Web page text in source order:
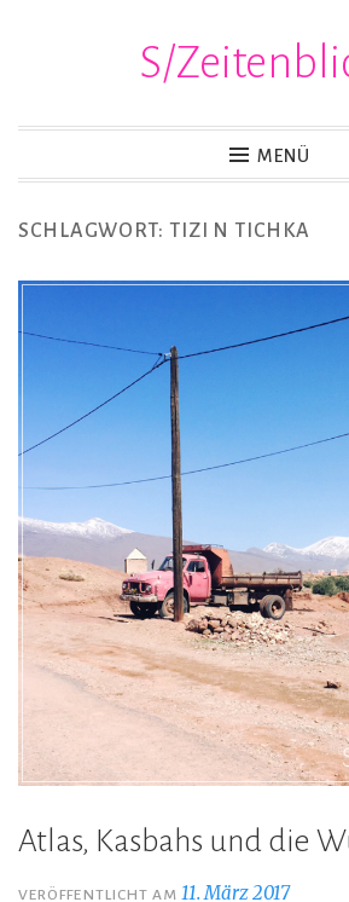
S/
MENÜ
SCHLAGWORT: TIZI N TICHKA
Atlas, Kasbahs und die
VERÖFFENTLICHT AM11. März 2017